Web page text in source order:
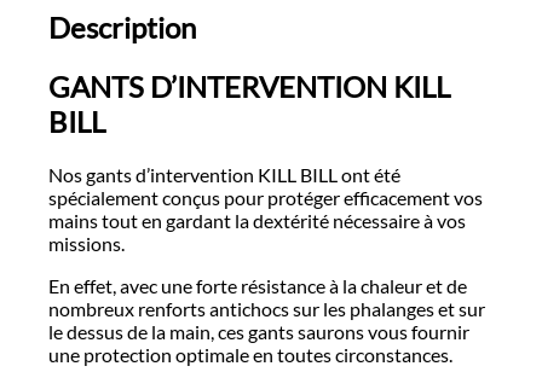
Description
GANTS D’INTERVENTION KILL
BILL
Nos gants d’intervention KILL BILL ont été
spécialement conçus pour protéger efficacement vos
mains tout en gardant la dextérité nécessaire à vos
missions.
En effet, avec une forte résistance à la chaleur et de
nombreux renforts antichocs sur les phalanges et sur
le dessus de la main, ces gants saurons vous fournir
une protection optimale en toutes circonstances.